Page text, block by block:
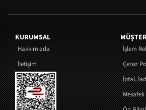
KURUMSAL
Hakkımızda
İletişim
İşlem
Çerez
İptal,
Mesafeli